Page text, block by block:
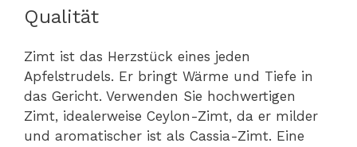
Qualität
Zimt ist das Herzstück eines jeden
Apfelstrudels. Er bringt Wärme und Tiefe in
das Gericht. Verwenden Sie hochwertigen
Zimt, idealerweise Ceylon-Zimt, da er milder
und aromatischer ist als Cassia-Zimt. Eine